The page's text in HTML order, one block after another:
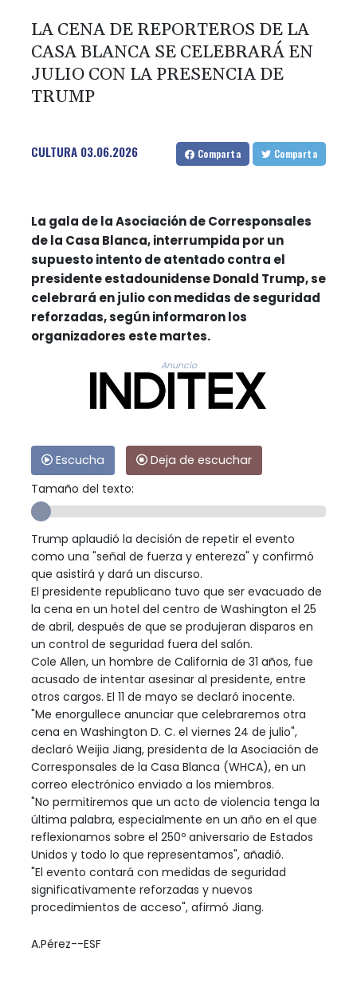
LA CENA DE REPORTEROS DE LA
CASA BLANCA SE CELEBRARÁ EN
JULIO CON LA PRESENCIA DE
TRUMP
CULTURA 03.06.2026 Comparta Comparta
La gala de la Asociación de Corresponsales
de la Casa Blanca, interrumpida por un
supuesto intento de atentado contra el
presidente estadounidense Donald Trump, se
celebrará en julio con medidas de seguridad
reforzadas, según informaron los
organizadores este martes.
Anuncio
Escucha
Deja de escuchar
Tamaño del texto:
Trump aplaudió la decisión de repetir el evento
como una "señal de fuerza y entereza" y confirmó
que asistirá y dará un discurso.
El presidente republicano tuvo que ser evacuado de
la cena en un hotel del centro de Washington el 25
de abril, después de que se produjeran disparos en
un control de seguridad fuera del salón.
Cole Allen, un hombre de California de 31 años, fue
acusado de intentar asesinar al presidente, entre
otros cargos. El 11 de mayo se declaró inocente.
"Me enorgullece anunciar que celebraremos otra
cena en Washington D. C. el viernes 24 de julio",
declaró Weijia Jiang, presidenta de la Asociación de
Corresponsales de la Casa Blanca (WHCA), en un
correo electrónico enviado a los miembros.
"No permitiremos que un acto de violencia tenga la
última palabra, especialmente en un año en el que
reflexionamos sobre el 250º aniversario de Estados
Unidos y todo lo que representamos", añadió.
"El evento contará con medidas de seguridad
significativamente reforzadas y nuevos
procedimientos de acceso", afirmó Jiang.
A.Pérez--ESF